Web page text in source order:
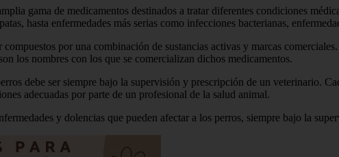
gama de medicamentos destinados a tratar diferentes condiciones
hasta enfermedades más serias como infecciones bacterianas,
por una combinación de sustancias activas y marcas
los nombres con los que se comercializan dichos medicamentos.
debe ser siempre bajo la supervisión y prescripción de un veterinario.
adecuadas por parte de un profesional de la salud animal.
y dolencias que pueden afectar a los perros, siempre bajo la